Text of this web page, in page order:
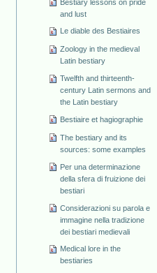
Bestiary lessons on pride
and lust
Le diable des Bestiaires
Zoology in the medieval
Latin bestiary
Twelfth and thirteenth-
century Latin sermons and
the Latin bestiary
Bestiaire et hagiographie
The bestiary and its
sources: some examples
Per una determinazione
della sfera di fruizione dei
bestiari
Considerazioni su parola e
immagine nella tradizione
dei bestiari medievali
Medical lore in the
bestiaries